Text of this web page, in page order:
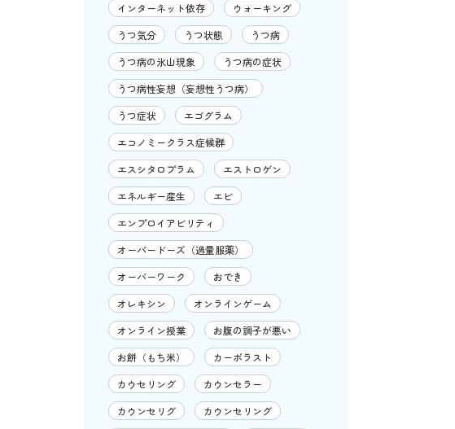
インターネット依存
ウォーキング
うつ気分
うつ状態
うつ病
うつ病の氷山現象
うつ病の症状
うつ病性妄想（妄想性うつ病）
うつ症状
エゴグラム
エコノミークラス症候群
エスシタロプラム
エストロゲン
エネルギー産生
エビ
エンプロイアビリティ
オーバードーズ（過量服薬）
オーバーワーク
おでき
オレキシン
オンラインゲーム
オンライン授業
お腹の調子が悪い
お餅（もち米）
カーボラスト
カウセリング
カウンセラー
カウンセリグ
カウンセリング